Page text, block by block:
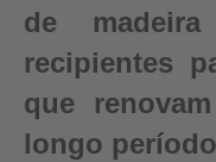
de
recipientes
que
longo